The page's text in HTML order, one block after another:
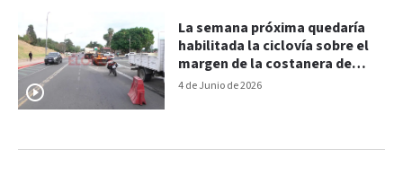
4 de Junio de 2026
La semana próxima quedaría
habilitada la ciclovía sobre el
margen de la costanera de
Paraná